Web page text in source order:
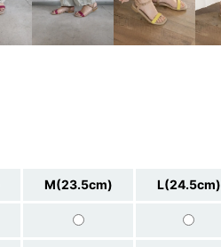
M(23.5cm) L(24.5cm)